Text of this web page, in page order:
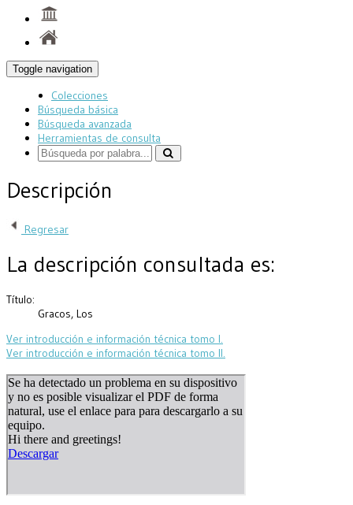
Toggle navigation
Colecciones
Búsqueda básica
Búsqueda avanzada
Herramientas de consulta
Descripción
Regresar
La descripción consultada es:
Título:
Gracos, Los
Ver introducción e información técnica tomo I.
Ver introducción e información técnica tomo II.